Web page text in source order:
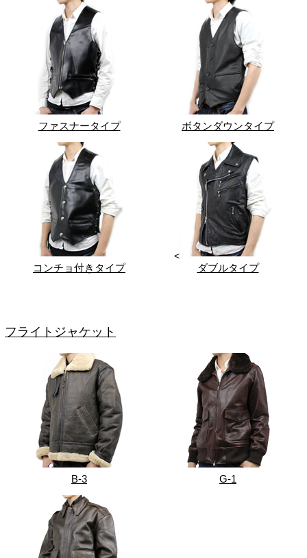
ファスナータイプ ボタンダウンタイプ
コンチョ付きタイプ
<
ダブルタイプ
フライトジャケット
B-3 G-1